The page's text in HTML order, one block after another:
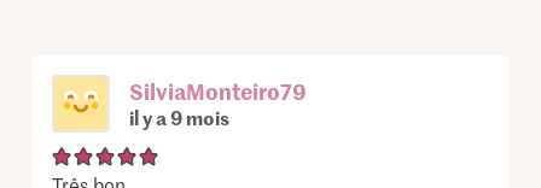
SilviaMonteiro79
il y a 9 mois